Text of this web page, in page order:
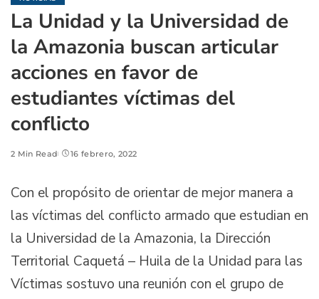
La Unidad y la Universidad de
la Amazonia buscan articular
acciones en favor de
estudiantes víctimas del
conflicto
2 Min Read 16 febrero, 2022
Con el propósito de orientar de mejor manera a
las víctimas del conflicto armado que estudian en
la Universidad de la Amazonia, la Dirección
Territorial Caquetá – Huila de la Unidad para las
Víctimas sostuvo una reunión con el grupo de